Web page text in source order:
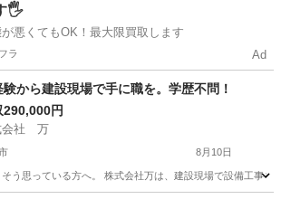
🖐️
悪くてもOK！最大限買取します
ラ Ad
験から建設現場で手に職を。学歴不問！
290,000円
会社 万
8月10日
そう思っている方へ。 株式会社万は、建設現場で設備工事